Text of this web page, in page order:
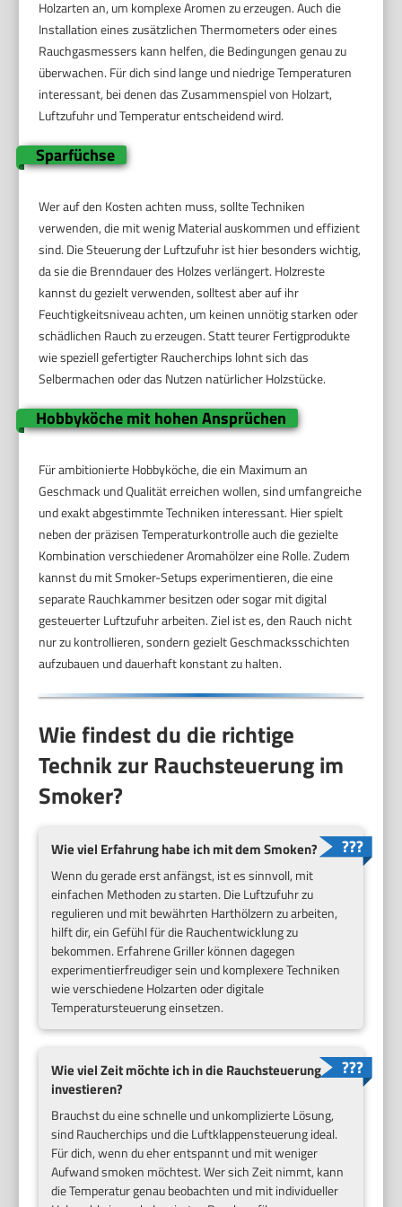
Holzarten an, um komplexe Aromen zu erzeugen. Auch die
Installation eines zusätzlichen Thermometers oder eines
Rauchgasmessers kann helfen, die Bedingungen genau zu
überwachen. Für dich sind lange und niedrige Temperaturen
interessant, bei denen das Zusammenspiel von Holzart,
Luftzufuhr und Temperatur entscheidend wird.
Sparfüchse
Wer auf den Kosten achten muss, sollte Techniken
verwenden, die mit wenig Material auskommen und effizient
sind. Die Steuerung der Luftzufuhr ist hier besonders wichtig,
da sie die Brenndauer des Holzes verlängert. Holzreste
kannst du gezielt verwenden, solltest aber auf ihr
Feuchtigkeitsniveau achten, um keinen unnötig starken oder
schädlichen Rauch zu erzeugen. Statt teurer Fertigprodukte
wie speziell gefertigter Raucherchips lohnt sich das
Selbermachen oder das Nutzen natürlicher Holzstücke.
Hobbyköche mit hohen Ansprüchen
Für ambitionierte Hobbyköche, die ein Maximum an
Geschmack und Qualität erreichen wollen, sind umfangreiche
und exakt abgestimmte Techniken interessant. Hier spielt
neben der präzisen Temperaturkontrolle auch die gezielte
Kombination verschiedener Aromahölzer eine Rolle. Zudem
kannst du mit Smoker-Setups experimentieren, die eine
separate Rauchkammer besitzen oder sogar mit digital
gesteuerter Luftzufuhr arbeiten. Ziel ist es, den Rauch nicht
nur zu kontrollieren, sondern gezielt Geschmacksschichten
aufzubauen und dauerhaft konstant zu halten.
Wie findest du die richtige
Technik zur Rauchsteuerung im
Smoker?
Wie viel Erfahrung habe ich mit dem Smoken?
Wenn du gerade erst anfängst, ist es sinnvoll, mit
einfachen Methoden zu starten. Die Luftzufuhr zu
regulieren und mit bewährten Harthölzern zu arbeiten,
hilft dir, ein Gefühl für die Rauchentwicklung zu
bekommen. Erfahrene Griller können dagegen
experimentierfreudiger sein und komplexere Techniken
wie verschiedene Holzarten oder digitale
Temperatursteuerung einsetzen.
Wie viel Zeit möchte ich in die Rauchsteuerung
investieren?
Brauchst du eine schnelle und unkomplizierte Lösung,
sind Raucherchips und die Luftklappensteuerung ideal.
Für dich, wenn du eher entspannt und mit weniger
Aufwand smoken möchtest. Wer sich Zeit nimmt, kann
die Temperatur genau beobachten und mit individueller